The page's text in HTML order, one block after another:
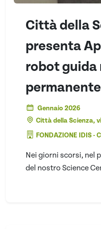
Città della
presenta
robot guida
permanente
Gennaio 2026
Città della Scienza,
FONDAZIONE IDIS -
Nei giorni scorsi, nel
del nostro Science